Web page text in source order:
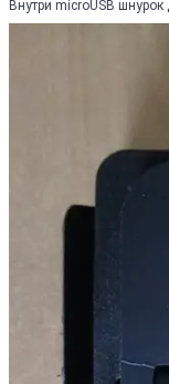
Внутри microUSB